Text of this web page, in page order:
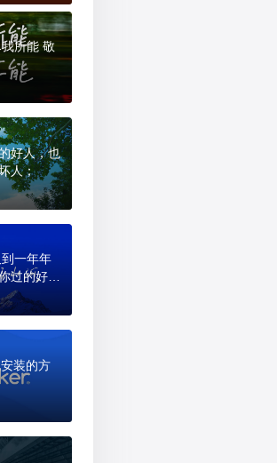
能 敬
好人，也
人；
一年年
过的好
装的方